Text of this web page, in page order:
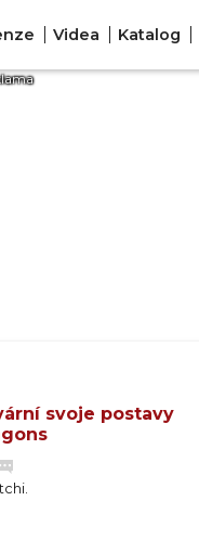
Videa Katalog
svoje postavy